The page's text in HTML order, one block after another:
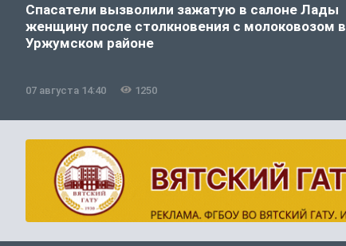
Спасатели вызволили зажатую в салоне Лады
женщину после столкновения с молоковозом в
Уржумском районе
07 августа 14:40 1250